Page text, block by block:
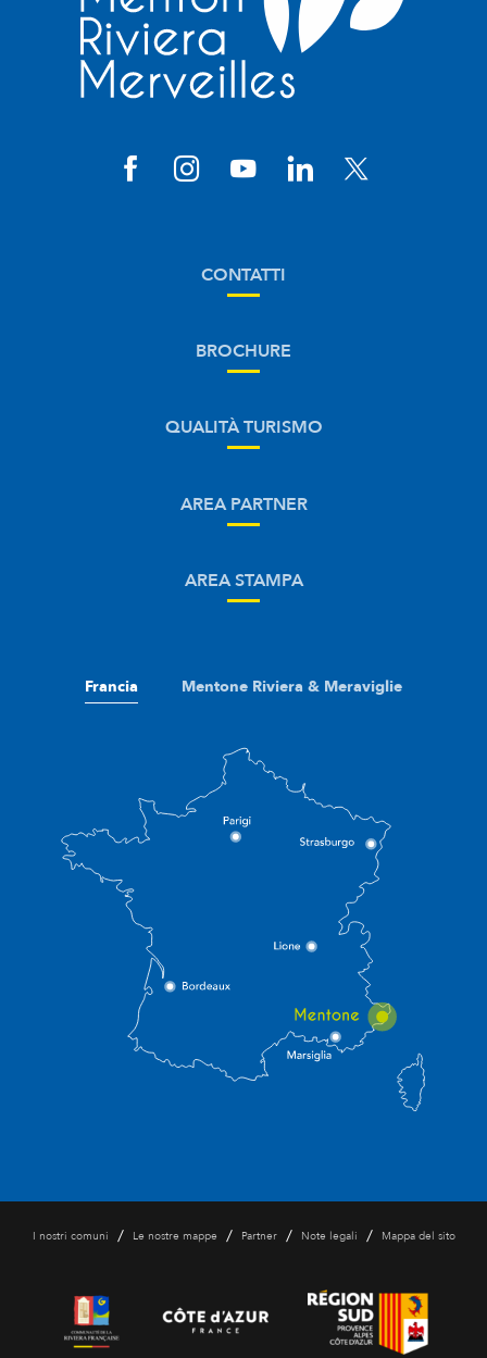
CONTATTI
BROCHURE
QUALITÀ TURISMO
AREA PARTNER
AREA STAMPA
Francia Mentone Riviera & Meraviglie
I nostri comuni / Le nostre mappe / Partner / Note legali / Mappa del sito